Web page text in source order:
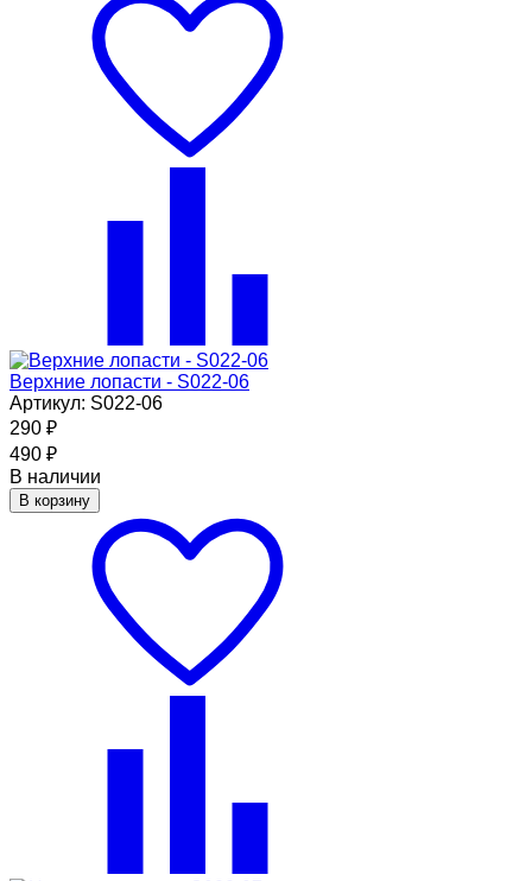
Верхние лопасти - S022-06
Артикул: S022-06
290 ₽
490 ₽
В наличии
В корзину